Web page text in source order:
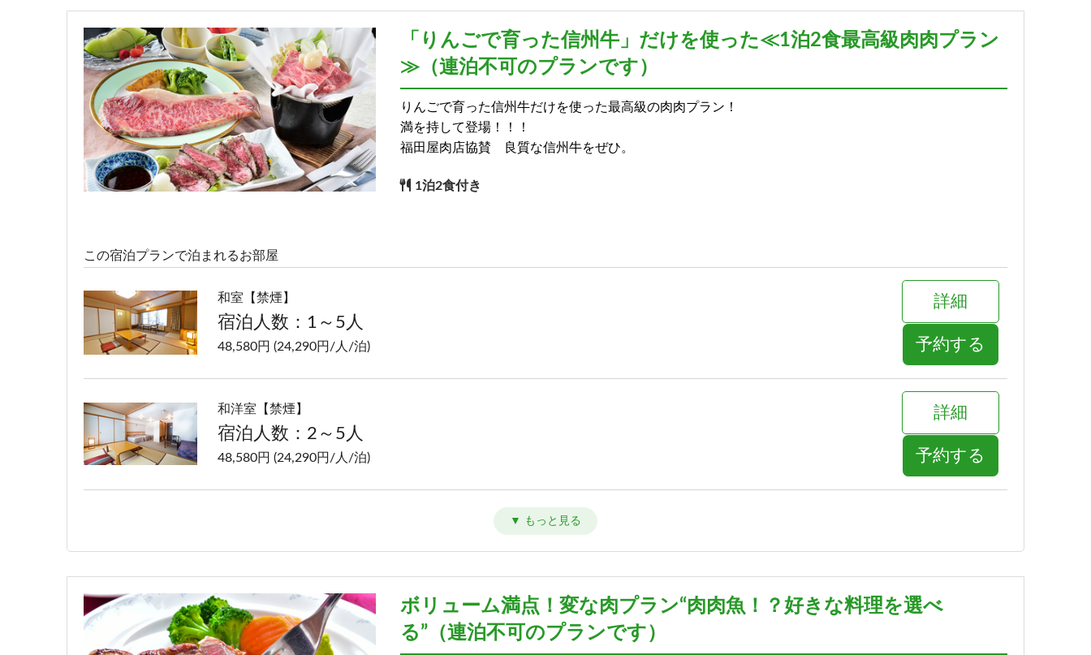
「りんごで育った信州牛」だけを使った≪1泊2食最高級肉肉プラン
≫（連泊不可のプランです）
りんごで育った信州牛だけを使った最高級の肉肉プラン！
満を持して登場！！！
福田屋肉店協賛 良質な信州牛をぜひ。
1泊2食付き
この宿泊プランで泊まれるお部屋
和室【禁煙】
宿泊人数：1～5人
48,580円 (24,290円/人/泊)
詳細
予約する
和洋室【禁煙】
宿泊人数：2～5人
48,580円 (24,290円/人/泊)
詳細
予約する
特別室【禁煙】
ボリューム満点！変な肉プラン“肉肉魚！？好きな料理を選べ
る”（連泊不可のプランです）